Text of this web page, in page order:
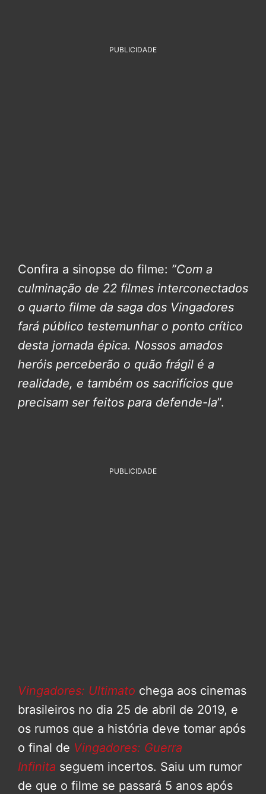
PUBLICIDADE
Confira a sinopse do filme: ”Com a
culminação de 22 filmes interconectados
o quarto filme da saga dos Vingadores
fará público testemunhar o ponto crítico
desta jornada épica. Nossos amados
heróis perceberão o quão frágil é a
realidade, e também os sacrifícios que
precisam ser feitos para defende-la”.
PUBLICIDADE
Vingadores: Ultimato chega aos cinemas
brasileiros no dia 25 de abril de 2019, e
os rumos que a história deve tomar após
o final de Vingadores: Guerra
Infinita seguem incertos. Saiu um rumor
de que o filme se passará 5 anos após